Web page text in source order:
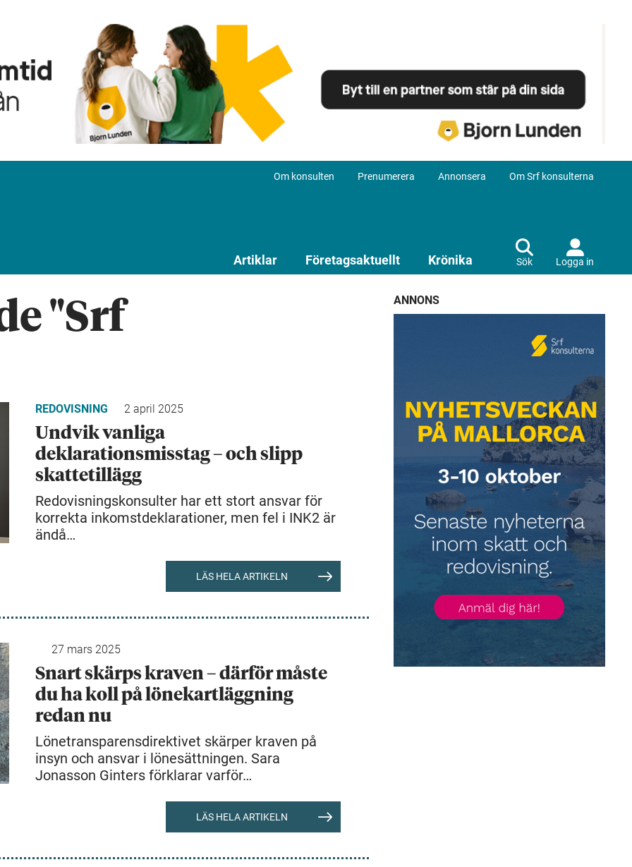
Om konsulten Prenumerera Annonsera Om Srf konsulterna
Artiklar Företagsaktuellt Krönika Sök Logga in
"Srf
REDOVISNING 2 april 2025
Undvik vanliga
deklarationsmisstag – och slipp
skattetillägg
Redovisningskonsulter har ett stort ansvar för
korrekta inkomstdeklarationer, men fel i INK2 är
ändå…
LÄS HELA ARTIKELN
27 mars 2025
Snart skärps kraven – därför måste
du ha koll på lönekartläggning
redan nu
Lönetransparensdirektivet skärper kraven på
insyn och ansvar i lönesättningen. Sara
Jonasson Ginters förklarar varför…
LÄS HELA ARTIKELN
ANNONS